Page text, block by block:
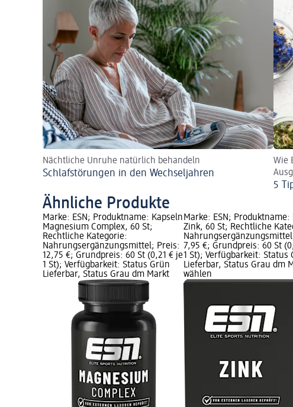
Nächtliche Unruhe natürlich behandeln
Schlafstörungen in den Wechseljahren
Wie
5
Ähnliche Produkte
Marke: ESN; Produktname: Kapseln
Magnesium Complex, 60 St;
Rechtliche Kategorie:
Nahrungsergänzungsmittel; Preis:
12,75 €; Grundpreis: 60 St (0,21 € je
1 St); Verfügbarkeit: Status Grün
Lieferbar, Status Grau dm Markt
Marke: ESN; Produktname:
Zink, 60 St; Rechtliche
7,95 €; Grundpreis: 60 St
1 St); Verfügbarkeit: Status
Lieferbar, Status Grau dm
wählen